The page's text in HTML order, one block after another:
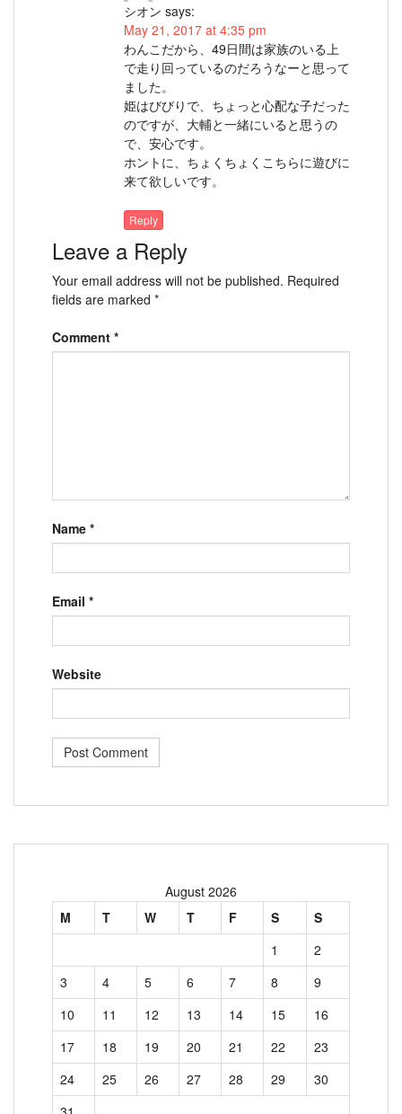
シオン says:
May 21, 2017 at 4:35 pm
わんこだから、49日間は家族のいる上
で走り回っているのだろうなーと思って
ました。
姫はびびりで、ちょっと心配な子だった
のですが、大輔と一緒にいると思うの
で、安心です。
ホントに、ちょくちょくこちらに遊びに
来て欲しいです。
Reply
Leave a Reply
Your email address will not be published. Required
fields are marked *
Comment *
Name *
Email *
Website
August 2026
M
T W T F S
S
1
2
3
4 5 6 7 8
9
10
11 12 13 14 15
16
17
18 19 20 21 22
23
24
25 26 27 28 29
30